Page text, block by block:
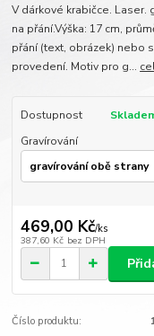
V dárkové krabičce. Laser.
na přání.Výška: 17 cm,
přání (text, obrázek) nebo
provedení. Motiv pro g...
Dostupnost
Gravírování
469,00 Kč/ks
387,60 Kč bez DPH
Číslo produktu: